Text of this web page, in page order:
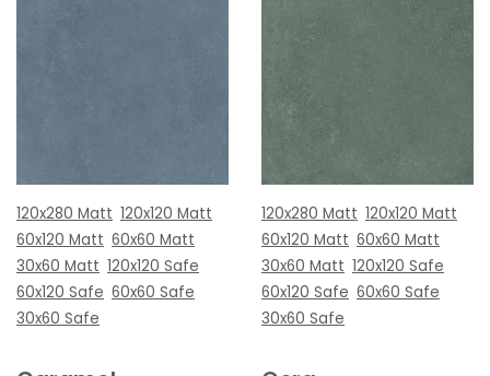
120x280 Matt 120x120 Matt
60x120 Matt 60x60 Matt
30x60 Matt 120x120 Safe
60x120 Safe 60x60 Safe
30x60 Safe
120x280 Matt 120x120 Matt
60x120 Matt 60x60 Matt
30x60 Matt 120x120 Safe
60x120 Safe 60x60 Safe
30x60 Safe